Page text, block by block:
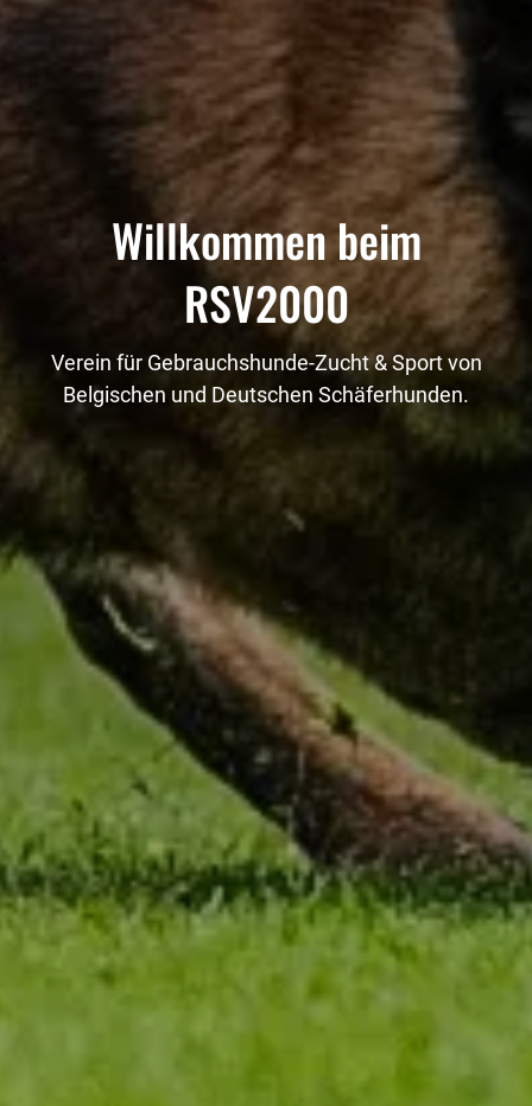
Willkommen beim
RSV2000
Verein für Gebrauchshunde-Zucht & Sport von
Belgischen und Deutschen Schäferhunden.